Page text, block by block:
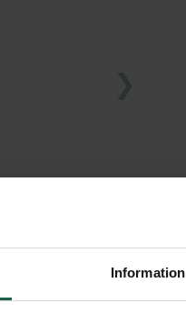
Information
lampa.